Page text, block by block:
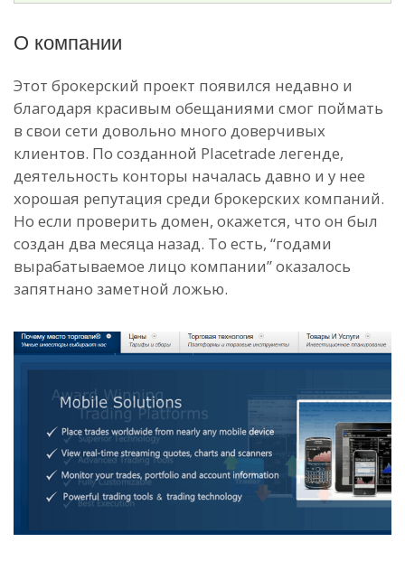
О компании
Этот брокерский проект появился недавно и
благодаря красивым обещаниями смог поймать
в свои сети довольно много доверчивых
клиентов. По созданной Placetrade легенде,
деятельность конторы началась давно и у нее
хорошая репутация среди брокерских компаний.
Но если проверить домен, окажется, что он был
создан два месяца назад. То есть, “годами
вырабатываемое лицо компании” оказалось
запятнано заметной ложью.